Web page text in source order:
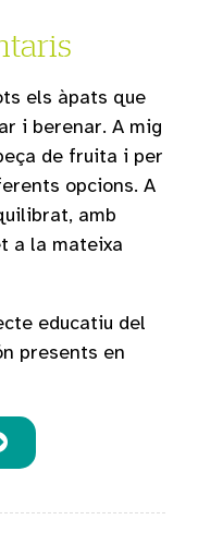
els àpats que
i berenar. A mig
de fruita i per
opcions. A
amb
a la mateixa
educatiu del
presents en